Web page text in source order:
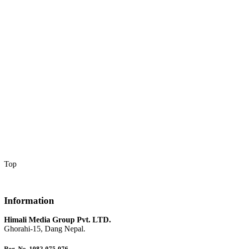
Top
Information
Himali Media Group Pvt. LTD.
Ghorahi-15, Dang Nepal.